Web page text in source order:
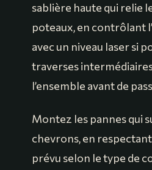
sablière haute qui relie
poteaux, en contrôlant
avec un niveau laser si
traverses
l’ensemble avant de
Montez les pannes qui
chevrons, en
prévu selon le type de